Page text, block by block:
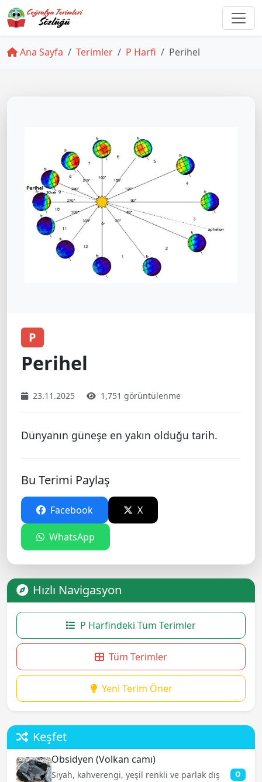
Ana Sayfa Terimler P Harfi Perihel
P
Perihel
23.11.2025 1,751 görüntülenme
Dünyanın güneşe en yakın olduğu tarih.
Bu Terimi Paylaş
Facebook X
WhatsApp
Hızlı Navigasyon
P Harfindeki Tüm Terimler
Tüm Terimler
Yeni Terim Öner
Keşfet
Obsidyen (Volkan camı)
Siyah, kahverengi, yeşil renkli ve parlak dış
O